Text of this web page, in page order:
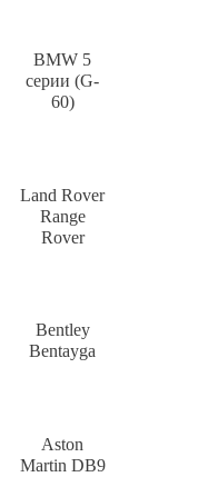
BMW 5
серии (G-
60)
Land Rover
Range
Rover
Bentley
Bentayga
Aston
Martin DB9